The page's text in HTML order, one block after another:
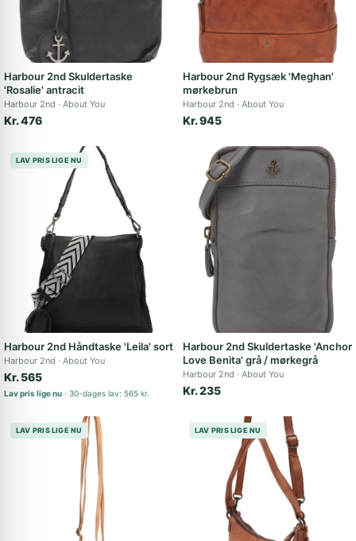
Harbour 2nd Skuldertaske
'Rosalie' antracit
Harbour 2nd About You
Kr. 476
Harbour 2nd Rygsæk 'Meghan'
mørkebrun
Harbour 2nd About You
Kr. 945
LAV PRIS LIGE NU
Harbour 2nd Håndtaske 'Leila' sort
Harbour 2nd About You
Kr. 565
Lav pris lige nu 30-dages lav: 565 kr.
Harbour 2nd Skuldertaske 'Anchor
Love Benita' grå / mørkegrå
Harbour 2nd About You
Kr. 235
LAV PRIS LIGE NU LAV PRIS LIGE NU